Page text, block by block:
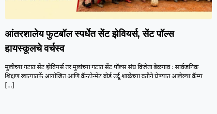
आंतरशालेय फुटबॉल स्पर्धेत सेंट झेवियर्स, सेंट पॉल्स
हायस्कूलचे वर्चस्व
मुलींच्या गटात सेंट झेवियर्स तर मुलांच्या गटात सेंट पॉल्स संघ विजेता बेळगाव : सार्वजनिक
शिक्षण खात्यातर्फे आयोजित आणि कॅन्टोन्मेंट बोर्ड उर्दू शाळेच्या वतीने घेण्यात आलेल्या कॅम्प
[…]